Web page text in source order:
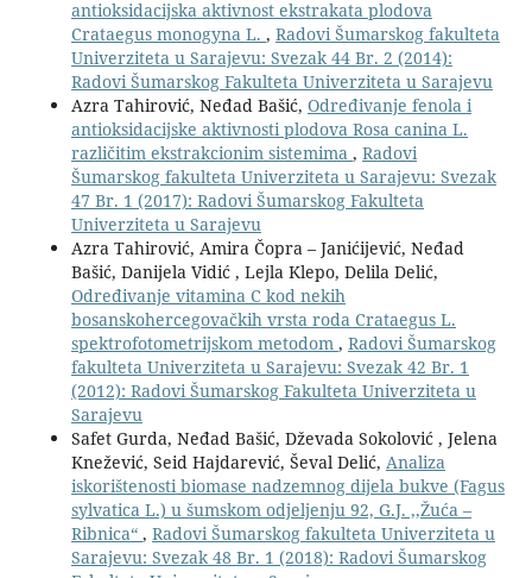
antioksidacijska aktivnost ekstrakata plodova
Crataegus monogyna L. , Radovi Šumarskog fakulteta
Univerziteta u Sarajevu: Svezak 44 Br. 2 (2014):
Radovi Šumarskog Fakulteta Univerziteta u Sarajevu
Azra Tahirović, Neđad Bašić, Određivanje fenola i
antioksidacijske aktivnosti plodova Rosa canina L.
različitim ekstrakcionim sistemima , Radovi
Šumarskog fakulteta Univerziteta u Sarajevu: Svezak
47 Br. 1 (2017): Radovi Šumarskog Fakulteta
Univerziteta u Sarajevu
Azra Tahirović, Amira Čopra – Janićijević, Neđad
Bašić, Danijela Vidić , Lejla Klepo, Delila Delić,
Određivanje vitamina C kod nekih
bosanskohercegovačkih vrsta roda Crataegus L.
spektrofotometrijskom metodom , Radovi Šumarskog
fakulteta Univerziteta u Sarajevu: Svezak 42 Br. 1
(2012): Radovi Šumarskog Fakulteta Univerziteta u
Sarajevu
Safet Gurda, Neđad Bašić, Dževada Sokolović , Jelena
Knežević, Seid Hajdarević, Ševal Delić, Analiza
iskorištenosti biomase nadzemnog dijela bukve (Fagus
sylvatica L.) u šumskom odjeljenju 92, G.J. ,,Žuća –
Ribnica“ , Radovi Šumarskog fakulteta Univerziteta u
Sarajevu: Svezak 48 Br. 1 (2018): Radovi Šumarskog